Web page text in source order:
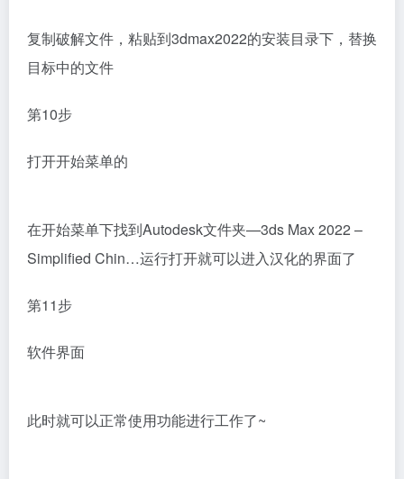
复制破解文件，粘贴到3dmax2022的安装目录下，替换
目标中的文件
第10步
打开开始菜单的
在开始菜单下找到Autodesk文件夹—3ds Max 2022 –
Simplified Chin…运行打开就可以进入汉化的界面了
第11步
软件界面
此时就可以正常使用功能进行工作了~